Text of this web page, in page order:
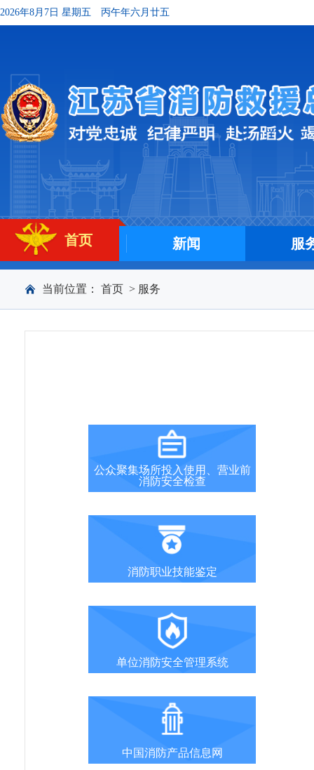
2026年8月7日 星期五 丙午年六月廿五
首页 新闻 服
当前位置： 首页 > 服务
公众聚集场所投入使用、营业前
消防安全检查
消防职业技能鉴定
单位消防安全管理系统
中国消防产品信息网